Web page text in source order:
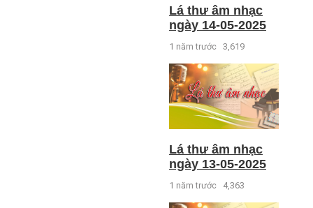
Lá thư âm nhạc
ngày 14-05-2025
1 năm trước 3,619
Lá thư âm nhạc
ngày 13-05-2025
1 năm trước 4,363